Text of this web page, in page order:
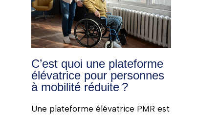
C’est quoi une plateforme
élévatrice pour personnes
à mobilité réduite ?
Une plateforme élévatrice PMR est